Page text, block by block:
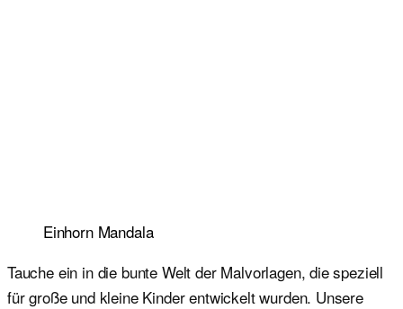
Einhorn Mandala
Tauche ein in die bunte Welt der Malvorlagen, die speziell
für große und kleine Kinder entwickelt wurden. Unsere